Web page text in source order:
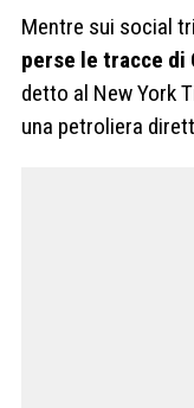
Mentre sui social
perse le tracce di
detto al New York
una petroliera